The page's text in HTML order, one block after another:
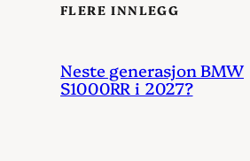
FLERE INNLEGG
Neste generasjon BMW
S1000RR i 2027?